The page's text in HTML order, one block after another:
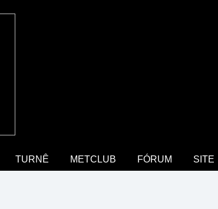
TURNÊ METCLUB FÓRUM SITE